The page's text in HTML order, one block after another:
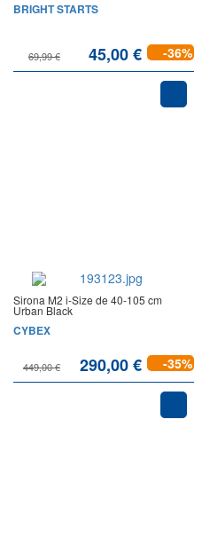
BRIGHT STARTS
69,99 € 45,00 € -36%
Sirona M2 i-Size de 40-105 cm
Urban Black
CYBEX
449,00 € 290,00 € -35%